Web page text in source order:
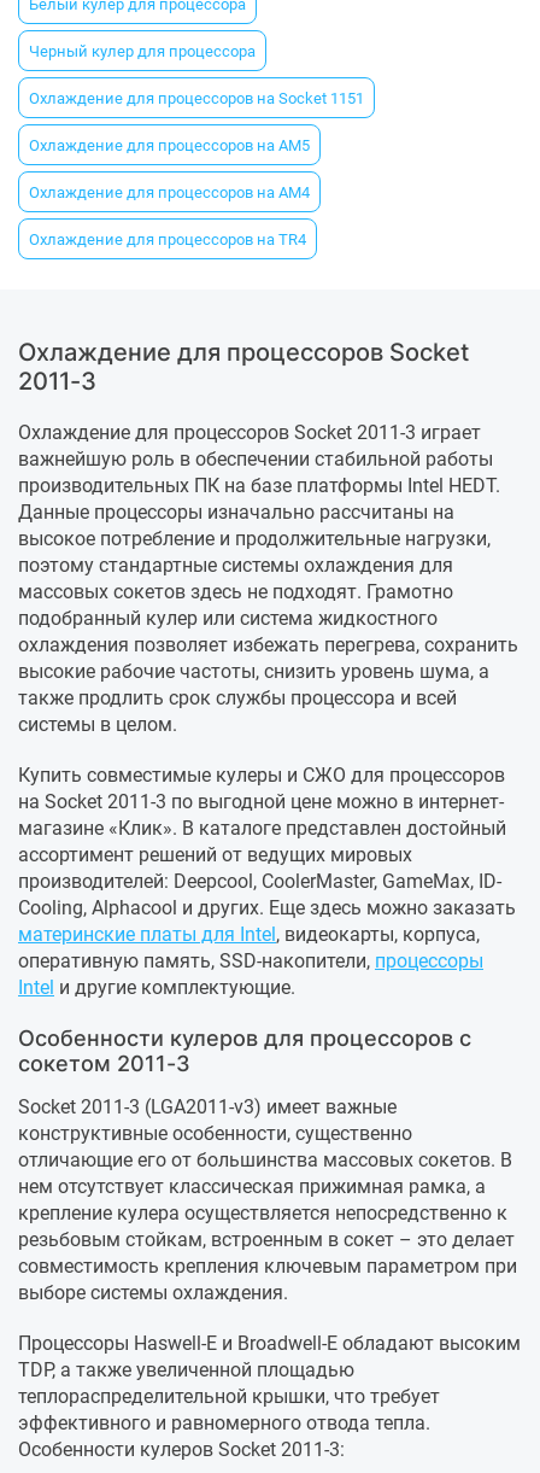
Белый кулер для процессора
Черный кулер для процессора
Охлаждение для процессоров на Socket 1151
Охлаждение для процессоров на AM5
Охлаждение для процессоров на AM4
Охлаждение для процессоров на TR4
Охлаждение для процессоров Socket
2011-3
Охлаждение для процессоров Socket 2011-3 играет
важнейшую роль в обеспечении стабильной работы
производительных ПК на базе платформы Intel HEDT.
Данные процессоры изначально рассчитаны на
высокое потребление и продолжительные нагрузки,
поэтому стандартные системы охлаждения для
массовых сокетов здесь не подходят. Грамотно
подобранный кулер или система жидкостного
охлаждения позволяет избежать перегрева, сохранить
высокие рабочие частоты, снизить уровень шума, а
также продлить срок службы процессора и всей
системы в целом.
Купить совместимые кулеры и СЖО для процессоров
на Socket 2011-3 по выгодной цене можно в интернет-
магазине «Клик». В каталоге представлен достойный
ассортимент решений от ведущих мировых
производителей: Deepcool, CoolerMaster, GameMax, ID-
Cooling, Alphacool и других. Еще здесь можно заказать
материнские платы для Intel , видеокарты, корпуса,
оперативную память, SSD-накопители, процессоры
Intel и другие комплектующие.
Особенности кулеров для процессоров с
сокетом 2011-3
Socket 2011-3 (LGA2011-v3) имеет важные
конструктивные особенности, существенно
отличающие его от большинства массовых сокетов. В
нем отсутствует классическая прижимная рамка, а
крепление кулера осуществляется непосредственно к
резьбовым стойкам, встроенным в сокет – это делает
совместимость крепления ключевым параметром при
выборе системы охлаждения.
Процессоры Haswell-E и Broadwell-E обладают высоким
TDP, а также увеличенной площадью
теплораспределительной крышки, что требует
эффективного и равномерного отвода тепла.
Особенности кулеров Socket 2011-3: